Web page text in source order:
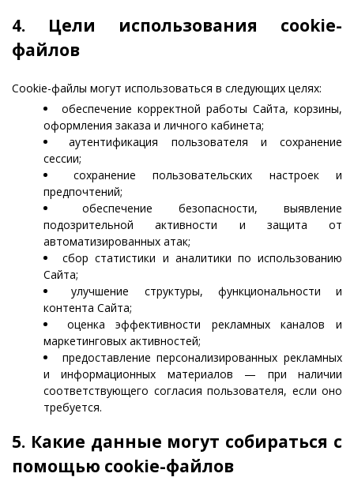
4. Цели использования cookie-
файлов
Cookie-файлы могут использоваться в следующих целях:
обеспечение корректной работы Сайта, корзины,
оформления заказа и личного кабинета;
аутентификация пользователя и сохранение
сессии;
сохранение пользовательских настроек и
предпочтений;
обеспечение безопасности, выявление
подозрительной активности и защита от
автоматизированных атак;
сбор статистики и аналитики по использованию
Сайта;
улучшение структуры, функциональности и
контента Сайта;
оценка эффективности рекламных каналов и
маркетинговых активностей;
предоставление персонализированных рекламных
и информационных материалов — при наличии
соответствующего согласия пользователя, если оно
требуется.
5. Какие данные могут собираться с
помощью cookie-файлов